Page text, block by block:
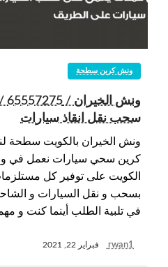
ونش كرين سطحة
سحب نقل انقاذ سيارات
ونش الخيران بالكويت سطحة
كرين سحي سيارات نعمل في
الكويت على توفير كل
بسحب و نقل السيارات و
في تلبية الطلب أينما كنت و
rwan1 فبراير 22, 2021